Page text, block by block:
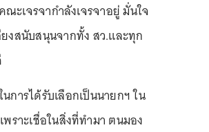
ณะเจรจากำลังเจรจาอยู่ มั่นใจ
ยงสนับสนุนจากทั้ง สว.และทุก
การได้รับเลือกเป็นนายกฯ ใน
ราะเชื่อในสิ่งที่ทำมา ตนมอง